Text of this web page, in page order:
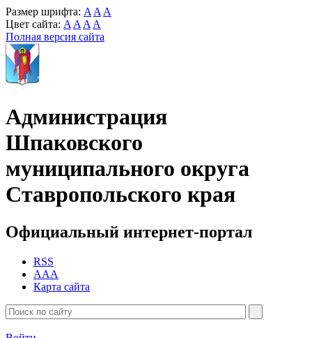
Размер шрифта: A A A
Цвет сайта: A A A A
Полная версия сайта
Администрация
Шпаковского
муниципального округа
Ставропольского края
Официальный интернет-портал
RSS
AAA
Карта сайта